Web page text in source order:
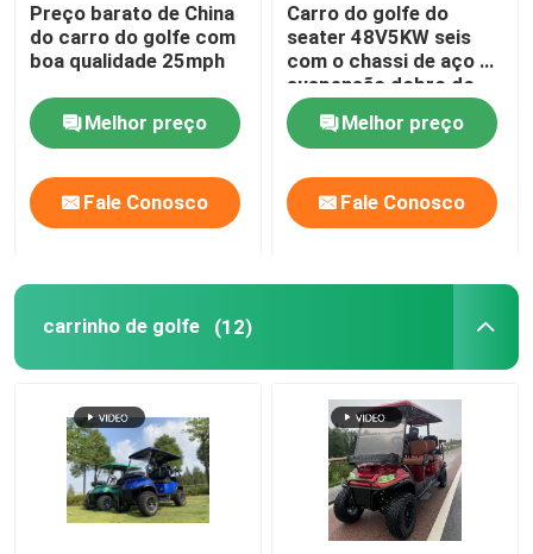
Preço barato de China
do carro do golfe com
boa qualidade 25mph
Melhor preço
Fale Conosco
Carro do golfe do
seater 48V5KW seis
com o chassi de aço da
suspensão dobro do
braço de A feito em
China Melhor preço
Fale Conosco
carrinho de golfe (12)